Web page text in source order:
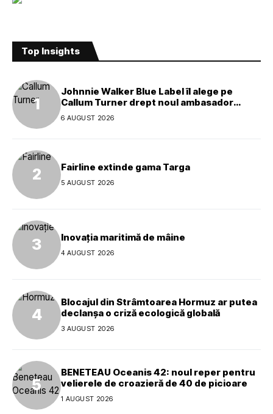
Top Insights
Johnnie Walker Blue Label îl alege pe
Callum Turner drept noul ambasador
global al mărcii
6 AUGUST 2026
Fairline extinde gama Targa
5 AUGUST 2026
Inovația maritimă de mâine
4 AUGUST 2026
Blocajul din Strâmtoarea Hormuz ar putea
declanșa o criză ecologică globală
3 AUGUST 2026
BENETEAU Oceanis 42: noul reper pentru
velierele de croazieră de 40 de picioare
1 AUGUST 2026